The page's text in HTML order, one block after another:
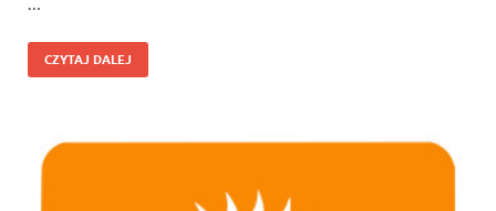
CZYTAJ DALEJ